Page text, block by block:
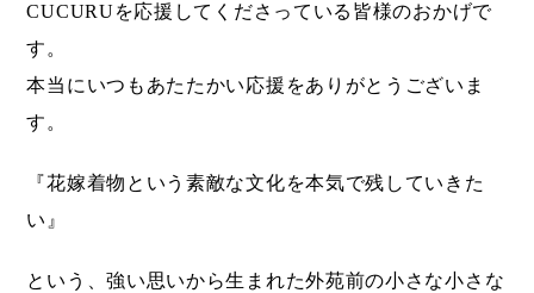
CUCURUを応援してくださっている皆様のおかげで
す。
本当にいつもあたたかい応援をありがとうございま
す。
『花嫁着物という素敵な文化を本気で残していきた
い』
という、強い思いから生まれた外苑前の小さな小さな